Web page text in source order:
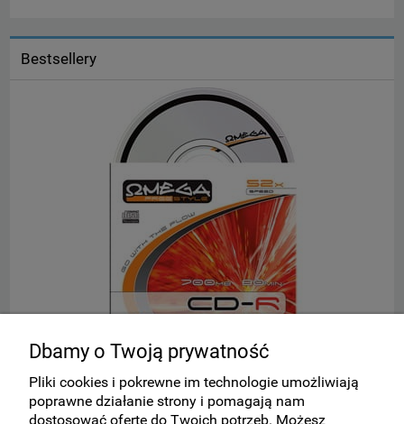
Bestsellery
(!) Płyta CD-R w kopercie OMEGA
Dbamy o Twoją prywatność
Pliki cookies i pokrewne im technologie umożliwiają
poprawne działanie strony i pomagają nam
dostosować ofertę do Twoich potrzeb. Możesz